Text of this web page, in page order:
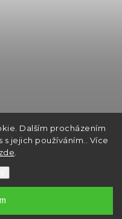
Dalším procházením
jejich používáním.. Více
zde
práva vyhrazena.